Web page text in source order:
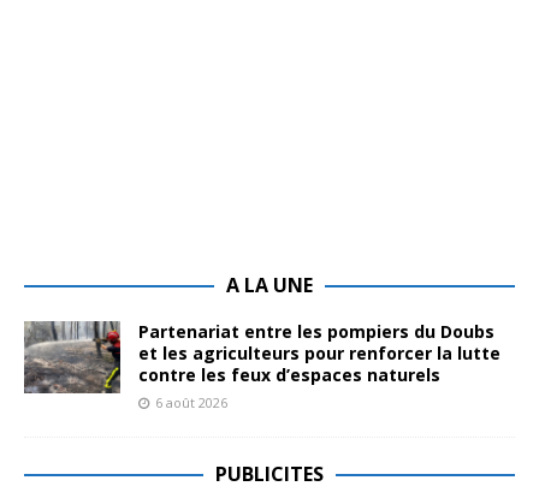
A LA UNE
Partenariat entre les pompiers du Doubs
et les agriculteurs pour renforcer la lutte
contre les feux d’espaces naturels
6 août 2026
PUBLICITES